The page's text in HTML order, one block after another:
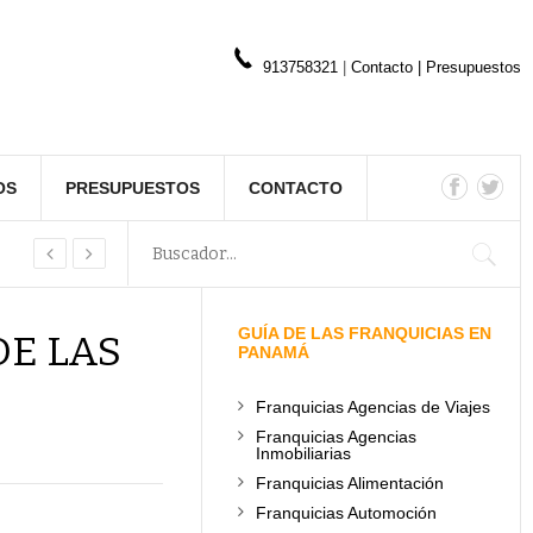
913758321 Contacto Presupuestos
PRESUPUESTOS CONTACTO
LAS
GUÍA DE LAS FRANQUICIAS EN
PANAMÁ
Franquicias Agencias de Viajes
Franquicias Agencias
Inmobiliarias
Franquicias Alimentación
Franquicias Automoción